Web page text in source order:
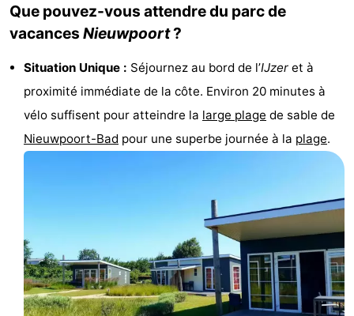
minutes
Plages
Lieux
de
vue
Fermes
Que pouvez-vous attendre du parc de
vacances Nieuwpoort?
Situation Unique : Séjournez au bord de l’IJzer et à
proximité immédiate de la côte. Environ 20 minutes à
vélo suffisent pour atteindre la large plage de sable de
Nieuwpoort-Bad pour une superbe journée à la plage.